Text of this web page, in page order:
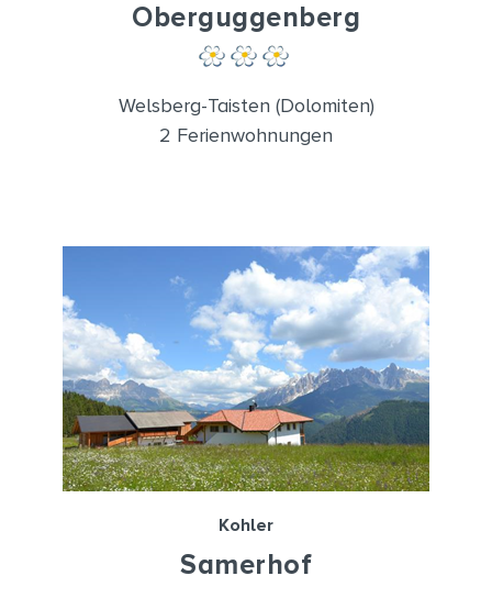
Oberguggenberg
Welsberg-Taisten (Dolomiten)
2 Ferienwohnungen
Kohler
Samerhof